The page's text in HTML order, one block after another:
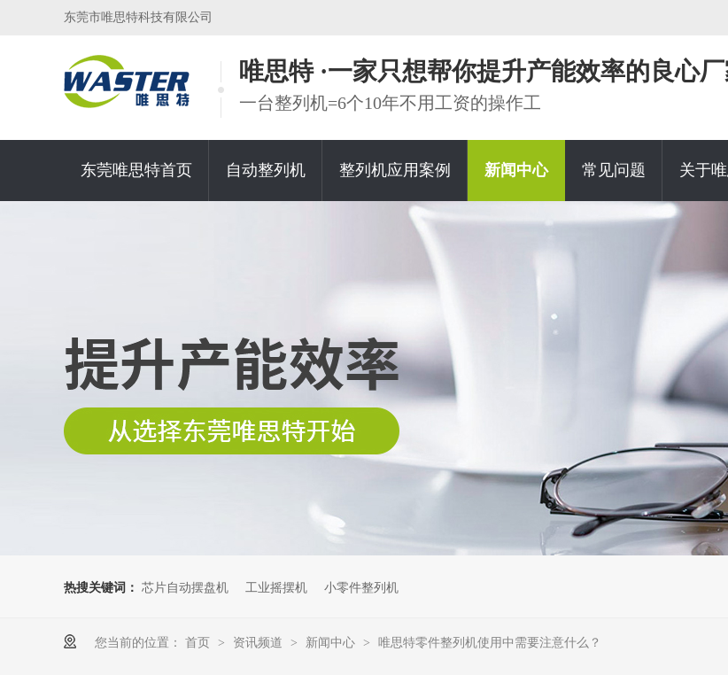
东莞市唯思特科技有限公司
唯思特 ·一家只想帮你提升产能效率的良心
一台整列机=6个10年不用工资的操作工
东莞唯思特首页 自动整列机 整列机应用案例 新闻中心 常见问题 关于
热搜关键词： 芯片自动摆盘机 工业摇摆机 小零件整列机
您当前的位置： 首页 > 资讯频道 > 新闻中心 > 唯思特零件整列机使用中需要注意什么？